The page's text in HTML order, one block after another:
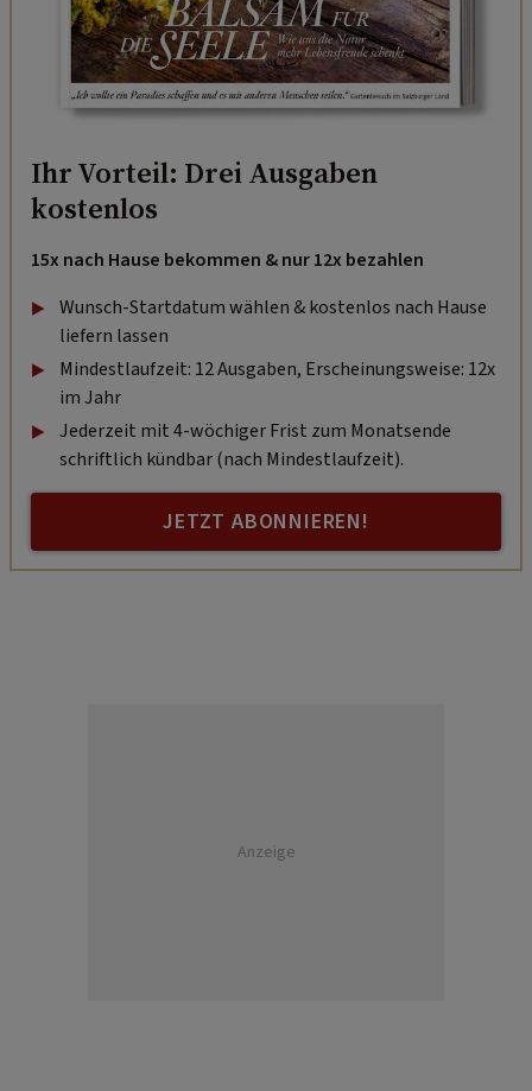
Ihr Vorteil: Drei Ausgaben
kostenlos
15x nach Hause bekommen & nur 12x bezahlen
Wunsch-Startdatum wählen & kostenlos nach Hause
liefern lassen
Mindestlaufzeit: 12 Ausgaben, Erscheinungsweise: 12x
im Jahr
Jederzeit mit 4-wöchiger Frist zum Monatsende
schriftlich kündbar (nach Mindestlaufzeit).
JETZT ABONNIEREN!
Anzeige